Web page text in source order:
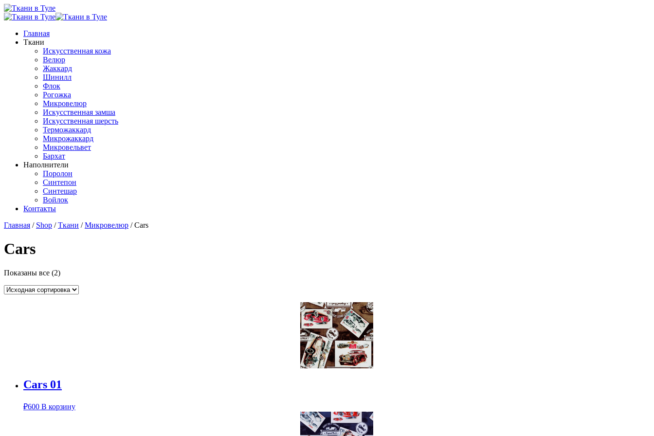
Главная
Ткани
Искусственная кожа
Велюр
Жаккард
Шинилл
Флок
Рогожка
Микровелюр
Искусственная замша
Искусственная шерсть
Терможаккард
Микрожаккард
Микровельвет
Бархат
Наполнители
Поролон
Синтепон
Синтешар
Войлок
Контакты
Главная / Shop /Ткани /Микровелюр / Cars
Cars
Показаны все (2)
Cars 01
₽600 В корзину